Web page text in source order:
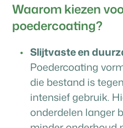
Waarom kiezen
poedercoating?
Slijtvaste en
Poedercoating
die bestand is
intensief gebruik.
onderdelen langer